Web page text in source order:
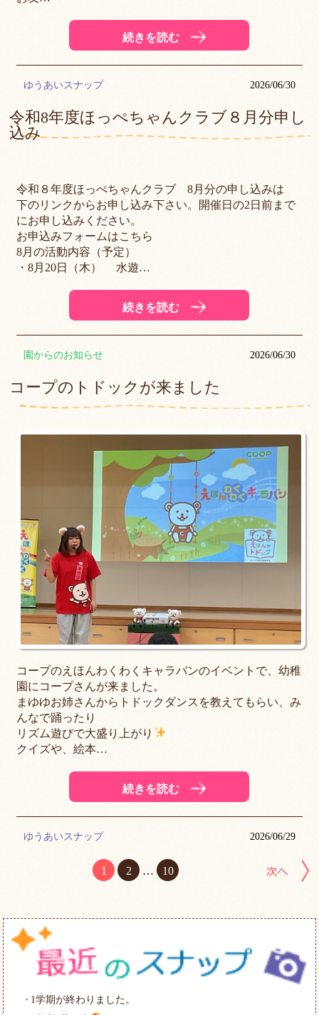
続きを読む
ゆうあいスナップ 2026/06/30
令和8年度ほっぺちゃんクラブ８月分申し
込み
令和８年度ほっぺちゃんクラブ 8月分の申し込みは
下のリンクからお申し込み下さい。開催日の2日前まで
にお申し込みください。
お申込みフォームはこちら
8月の活動内容（予定）
・8月20日（木） 水遊…
続きを読む
園からのお知らせ 2026/06/30
コープのトドックが来ました
コープのえほんわくわくキャラバンのイベントで、幼稚
園にコープさんが来ました。
まゆゆお姉さんからトドックダンスを教えてもらい、み
んなで踊ったり
リズム遊びで大盛り上がり
クイズや、絵本…
続きを読む
ゆうあいスナップ 2026/06/29
1 2 … 10
1学期が終わりました。